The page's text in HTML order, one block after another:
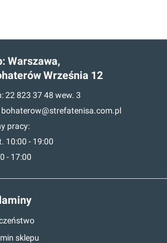
Warszawa,
Września 12
22 823 37 48 wew. 3
bohaterow@strefatenisa.com.pl
pracy:
10:00 - 19:00
- 17:00
sklepu